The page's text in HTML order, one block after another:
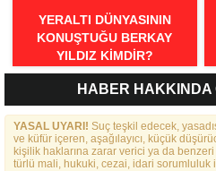
YERALTI DÜNYASININ
KONUŞTUĞU BERKAY
YILDIZ KIMDIR?
HABER HAKKINDA
YASAL UYARI! Suç teşkil edecek,
ve küfür içeren, aşağılayıcı, küçük
kişilik haklarına zarar verici ya da
türlü mali, hukuki, cezai, idari sorumluluk